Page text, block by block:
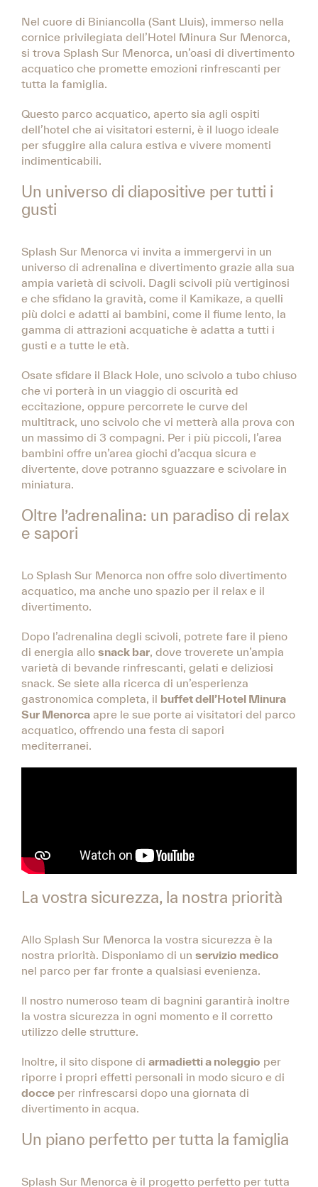
Nel cuore di Biniancolla (Sant Lluis), immerso nella
cornice privilegiata dell’Hotel Minura Sur Menorca,
si trova Splash Sur Menorca, un’oasi di divertimento
acquatico che promette emozioni rinfrescanti per
tutta la famiglia.
Questo parco acquatico, aperto sia agli ospiti
dell’hotel che ai visitatori esterni, è il luogo ideale
per sfuggire alla calura estiva e vivere momenti
indimenticabili.
Un universo di diapositive per tutti i
gusti
Splash Sur Menorca vi invita a immergervi in un
universo di adrenalina e divertimento grazie alla sua
ampia varietà di scivoli. Dagli scivoli più vertiginosi
e che sfidano la gravità, come il Kamikaze, a quelli
più dolci e adatti ai bambini, come il fiume lento, la
gamma di attrazioni acquatiche è adatta a tutti i
gusti e a tutte le età.
Osate sfidare il Black Hole, uno scivolo a tubo chiuso
che vi porterà in un viaggio di oscurità ed
eccitazione, oppure percorrete le curve del
multitrack, uno scivolo che vi metterà alla prova con
un massimo di 3 compagni. Per i più piccoli, l’area
bambini offre un’area giochi d’acqua sicura e
divertente, dove potranno sguazzare e scivolare in
miniatura.
Oltre l’adrenalina: un paradiso di relax
e sapori
Lo Splash Sur Menorca non offre solo divertimento
acquatico, ma anche uno spazio per il relax e il
divertimento.
Dopo l’adrenalina degli scivoli, potrete fare il pieno
di energia allo snack bar, dove troverete un’ampia
varietà di bevande rinfrescanti, gelati e deliziosi
snack. Se siete alla ricerca di un’esperienza
gastronomica completa, il buffet dell’Hotel Minura
Sur Menorca apre le sue porte ai visitatori del parco
acquatico, offrendo una festa di sapori
mediterranei.
La vostra sicurezza, la nostra priorità
Allo Splash Sur Menorca la vostra sicurezza è la
nostra priorità. Disponiamo di un servizio medico
nel parco per far fronte a qualsiasi evenienza.
Il nostro numeroso team di bagnini garantirà inoltre
la vostra sicurezza in ogni momento e il corretto
utilizzo delle strutture.
Inoltre, il sito dispone di armadietti a noleggio per
riporre i propri effetti personali in modo sicuro e di
docce per rinfrescarsi dopo una giornata di
divertimento in acqua.
Un piano perfetto per tutta la famiglia
Splash Sur Menorca è il progetto perfetto per tutta